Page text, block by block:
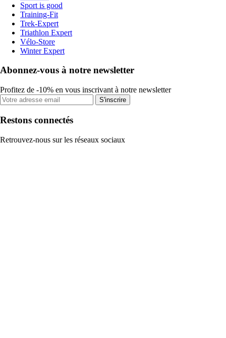
Sport is good
Training-Fit
Trek-Expert
Triathlon Expert
Vélo-Store
Winter Expert
Abonnez-vous à notre newsletter
Profitez de -10% en vous inscrivant à notre newsletter
S'inscrire
Restons connectés
Retrouvez-nous sur les réseaux sociaux